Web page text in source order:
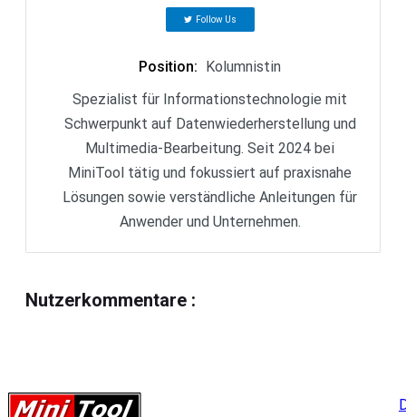
Follow Us
Position:
Kolumnistin
Spezialist für Informationstechnologie mit
Schwerpunkt auf Datenwiederherstellung und
Multimedia-Bearbeitung. Seit 2024 bei
MiniTool tätig und fokussiert auf praxisnahe
Lösungen sowie verständliche Anleitungen für
Anwender und Unternehmen.
Nutzerkommentare :